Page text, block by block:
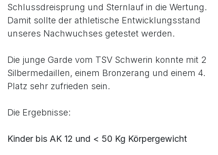
Schlussdreisprung und Sternlauf in die Wertung.
Damit sollte der athletische Entwicklungsstand
unseres Nachwuchses getestet werden.
Die junge Garde vom TSV Schwerin konnte mit 2
Silbermedaillen, einem Bronzerang und einem 4.
Platz sehr zufrieden sein.
Die Ergebnisse:
Kinder bis AK 12 und < 50 Kg Körpergewicht